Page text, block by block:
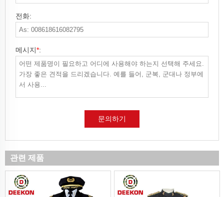
전화:
메시지*:
문의하기
관련 제품